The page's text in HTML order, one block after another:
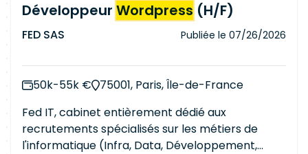
Développeur Wordpress (H/F)
FED SAS Publiée le 07/26/2026
50k-55k €
75001, Paris, Île-de-France
Fed IT, cabinet entièrement dédié aux
recrutements spécialisés sur les métiers de
l'informatique (Infra, Data, Développement,